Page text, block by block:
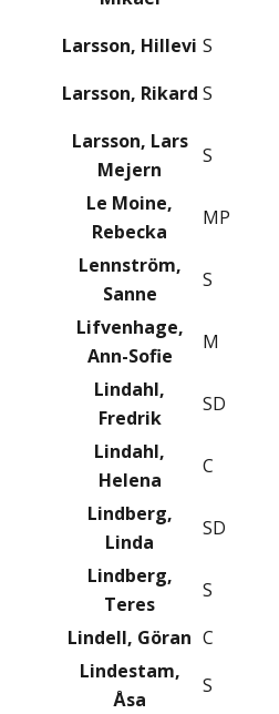
Larsson, Hillevi S
Larsson, Rikard S
Larsson, Lars
Mejern
S
Le Moine,
Rebecka
MP
Lennström,
Sanne
S
Lifvenhage,
Ann-Sofie
M
Lindahl,
Fredrik
SD
Lindahl,
Helena
C
Lindberg,
Linda
SD
Lindberg,
Teres
S
Lindell, Göran C
Lindestam,
Åsa
S